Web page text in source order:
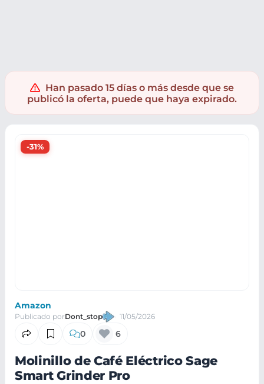
Han pasado 15 días o más desde que se
publicó la oferta, puede que haya expirado.
-31%
Amazon
Publicado porDont_stop 11/05/2026
0 6
Molinillo de Café Eléctrico Sage
Smart Grinder Pro